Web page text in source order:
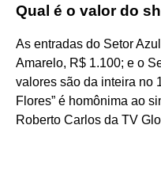
Qual é o valor do
As entradas do Setor
Amarelo, R$ 1.100; e o
valores são da inteira no
Flores” é homônima ao
Roberto Carlos da TV